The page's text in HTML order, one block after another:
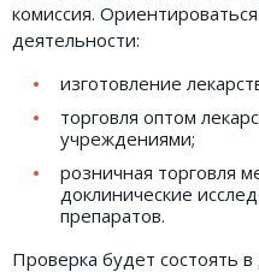
комиссия.
деятельности:
изготовление
торговля оптом
учреждениями;
розничная торговля
доклинические
препаратов.
Проверка будет состоять
Уголовное право
Юридические новости
ДОКУМЕНТЫ
ВИДЕО